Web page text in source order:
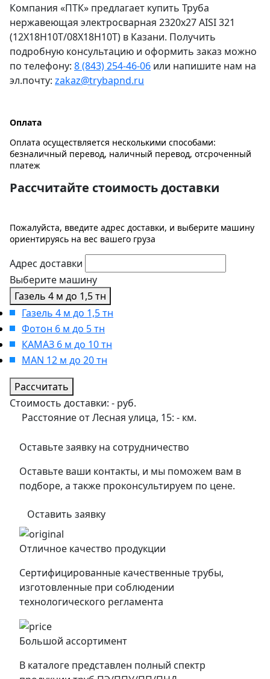
Компания «ПТК» предлагает купить Труба
нержавеющая электросварная 2320х27 AISI 321
(12Х18Н10Т/08Х18Н10Т) в Казани. Получить
подробную консультацию и оформить заказ можно
по телефону: 8 (843) 254-46-06 или напишите нам на
эл.почту: zakaz@trybapnd.ru
Оплата
Оплата осуществляется несколькими способами:
безналичный перевод, наличный перевод, отсроченный
платеж
Рассчитайте стоимость доставки
Пожалуйста, введите адрес доставки, и выберите машину
ориентируясь на вес вашего груза
Адрес доставки
Выберите машину
Газель 4 м до 1,5 тн
Газель 4 м до 1,5 тн
Фотон 6 м до 5 тн
КАМАЗ 6 м до 10 тн
MAN 12 м до 20 тн
Рассчитать
Стоимость доставки: - руб.
Расстояние от Лесная улица, 15: - км.
Оставьте заявку на сотрудничество
Оставьте ваши контакты, и мы поможем вам в
подборе, а также проконсультируем по цене.
Оставить заявку
Отличное качество продукции
Сертифицированные качественные трубы,
изготовленные при соблюдении
технологического регламента
Большой ассортимент
В каталоге представлен полный спектр